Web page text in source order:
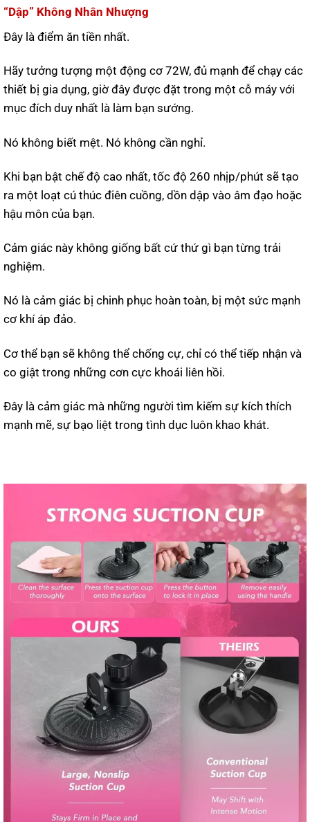
“Dập” Không Nhân Nhượng
Đây là điểm ăn tiền nhất.
Hãy tưởng tượng một động cơ 72W, đủ mạnh để chạy các
thiết bị gia dụng, giờ đây được đặt trong một cỗ máy với
mục đích duy nhất là làm bạn sướng.
Nó không biết mệt. Nó không cần nghỉ.
Khi bạn bật chế độ cao nhất, tốc độ 260 nhịp/phút sẽ tạo
ra một loạt cú thúc điên cuồng, dồn dập vào âm đạo hoặc
hậu môn của bạn.
Cảm giác này không giống bất cứ thứ gì bạn từng trải
nghiệm.
Nó là cảm giác bị chinh phục hoàn toàn, bị một sức mạnh
cơ khí áp đảo.
Cơ thể bạn sẽ không thể chống cự, chỉ có thể tiếp nhận và
co giật trong những cơn cực khoái liên hồi.
Đây là cảm giác mà những người tìm kiếm sự kích thích
mạnh mẽ, sự bạo liệt trong tình dục luôn khao khát.